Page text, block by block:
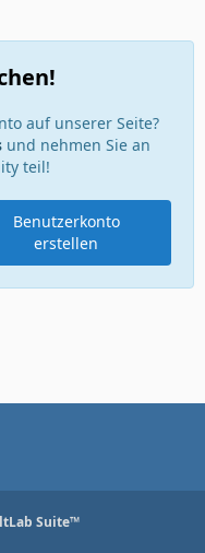
auf unserer Seite?
und nehmen Sie an
teil!
Benutzerkonto
erstellen
Suite™